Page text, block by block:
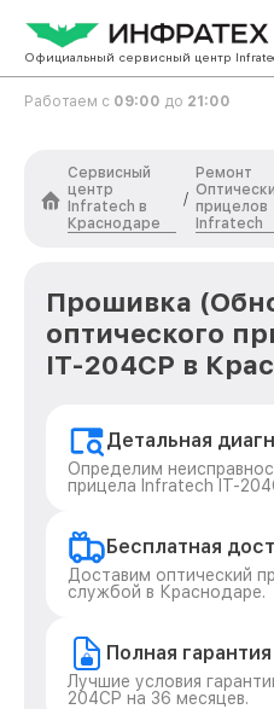
Официальный сервисный центр
Работаем с 09:00 до 21:00
Сервисный
центр
Infratech в
Краснодаре
/
Ремонт
прицелов
Infratech
Прошивка
оптического
IT-204CP в
Детальная
Определим
прицела Infratech IT-
Бесплатная
Доставим оптический
службой в Краснодаре.
Полная гарантия
Лучшие условия
204CP на 36 месяцев.